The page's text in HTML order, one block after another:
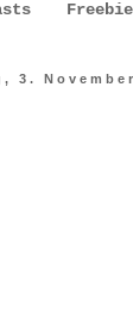
3.